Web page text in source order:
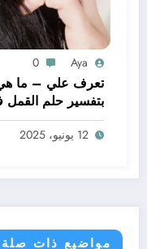
Aya
0
تعرف علي – ما هي
بتفسير حلم القمل
ابن سيرين؟ –
12 يونيو، 2025
مواضيع ذات صلة